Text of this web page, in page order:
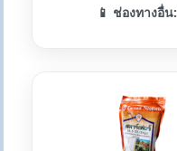
📱 ช่องทางอื่น: